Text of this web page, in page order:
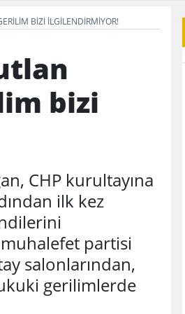
BIZI ILGILENDIRMIYOR!
bizi
CHP kurultayına
ilk kez
partisi
salonlarından,
gerilimlerde